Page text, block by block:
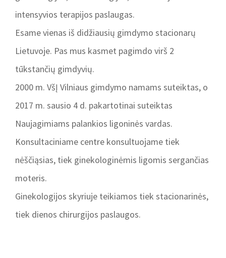
intensyvios terapijos paslaugas.
Esame vienas iš didžiausių gimdymo stacionarų
Lietuvoje. Pas mus kasmet pagimdo virš 2
tūkstančių gimdyvių.
2000 m. VšĮ Vilniaus gimdymo namams suteiktas, o
2017 m. sausio 4 d. pakartotinai suteiktas
Naujagimiams palankios ligoninės vardas.
Konsultaciniame centre konsultuojame tiek
nėščiąsias, tiek ginekologinėmis ligomis sergančias
moteris.
Ginekologijos skyriuje teikiamos tiek stacionarinės,
tiek dienos chirurgijos paslaugos.